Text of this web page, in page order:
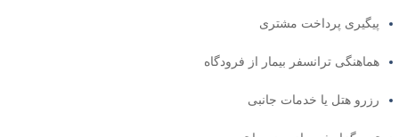
پیگیری پرداخت مشتری
هماهنگی ترانسفر بیمار از فرودگاه
رزرو هتل یا خدمات جانبی